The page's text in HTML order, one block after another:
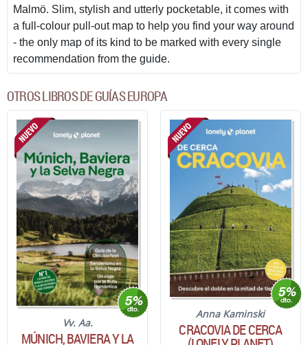
Malmö. Slim, stylish and utterly pocketable, it comes with
a full-colour pull-out map to help you find your way around
- the only map of its kind to be marked with every single
recommendation from the guide.
OTROS LIBROS DE GUÍAS EUROPA
Vv. Aa.
MÚNICH, BAVIERA Y LA
Anna Kaminski
CRACOVIA DE CERCA